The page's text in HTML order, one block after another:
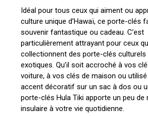
Idéal pour tous ceux qui aiment ou
culture unique d’Hawaï, ce porte-clés
souvenir fantastique ou cadeau. C’est
particulièrement attrayant pour ceux
collectionnent des porte-clés culturels
exotiques. Qu’il soit accroché à vos
voiture, à vos clés de maison ou
accent décoratif sur un sac à dos ou
porte-clés Hula Tiki apporte un peu de
insulaire à votre vie quotidienne.